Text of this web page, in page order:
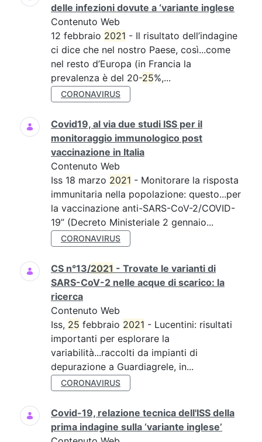
delle infezioni dovute a ‘variante inglese
Contenuto Web
12 febbraio 2021 - Il risultato dell’indagine
ci dice che nel nostro Paese, così...come
nel resto d’Europa (in Francia la
prevalenza è del 20-25%,...
CORONAVIRUS
Covid19, al via due studi ISS per il
monitoraggio immunologico post
vaccinazione in Italia
Contenuto Web
Iss 18 marzo 2021 - Monitorare la risposta
immunitaria nella popolazione: questo...per
la vaccinazione anti-SARS-CoV-2/COVID-
19” (Decreto Ministeriale 2 gennaio...
CORONAVIRUS
CS n°13/2021 - Trovate le varianti di
SARS-CoV-2 nelle acque di scarico: la
ricerca
Contenuto Web
Iss, 25 febbraio 2021 - Lucentini: risultati
importanti per esplorare la
variabilità...raccolti da impianti di
depurazione a Guardiagrele, in...
CORONAVIRUS
Covid-19, relazione tecnica dell'ISS della
prima indagine sulla ‘variante inglese’